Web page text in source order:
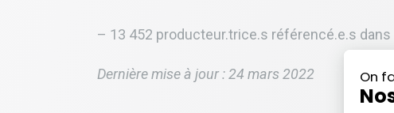
– 13 452 producteur.trice.s référencé.e.s
Dernière mise à jour : 24 mars 2022